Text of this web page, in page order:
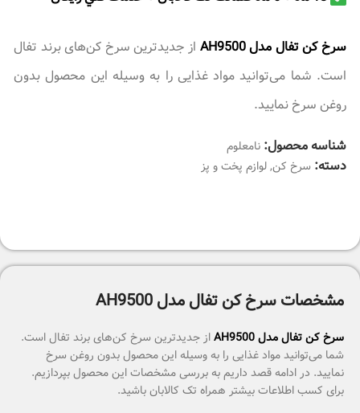
سرخ کن تفال مدل AH9500
از جدیدترین سرخ کن‌های برند تفال
است. شما می‎‌توانید مواد غذایی را به وسیله این محصول بدون
روغن سرخ نمایید.
شناسه محصول: نامعلوم
دسته: سرخ کن,لوازم پخت و پز
مشخصات سرخ کن تفال مدل AH9500
سرخ کن تفال مدل AH9500
از جدیدترین سرخ کن‌های برند تفال است.
شما می‎‌توانید مواد غذایی را به وسیله این محصول بدون روغن سرخ
نمایید. در ادامه قصد داریم به بررسی مشخصات این محصول بپردازیم.
برای کسب اطلاعات بیشتر همراه تک کالابان باشید.